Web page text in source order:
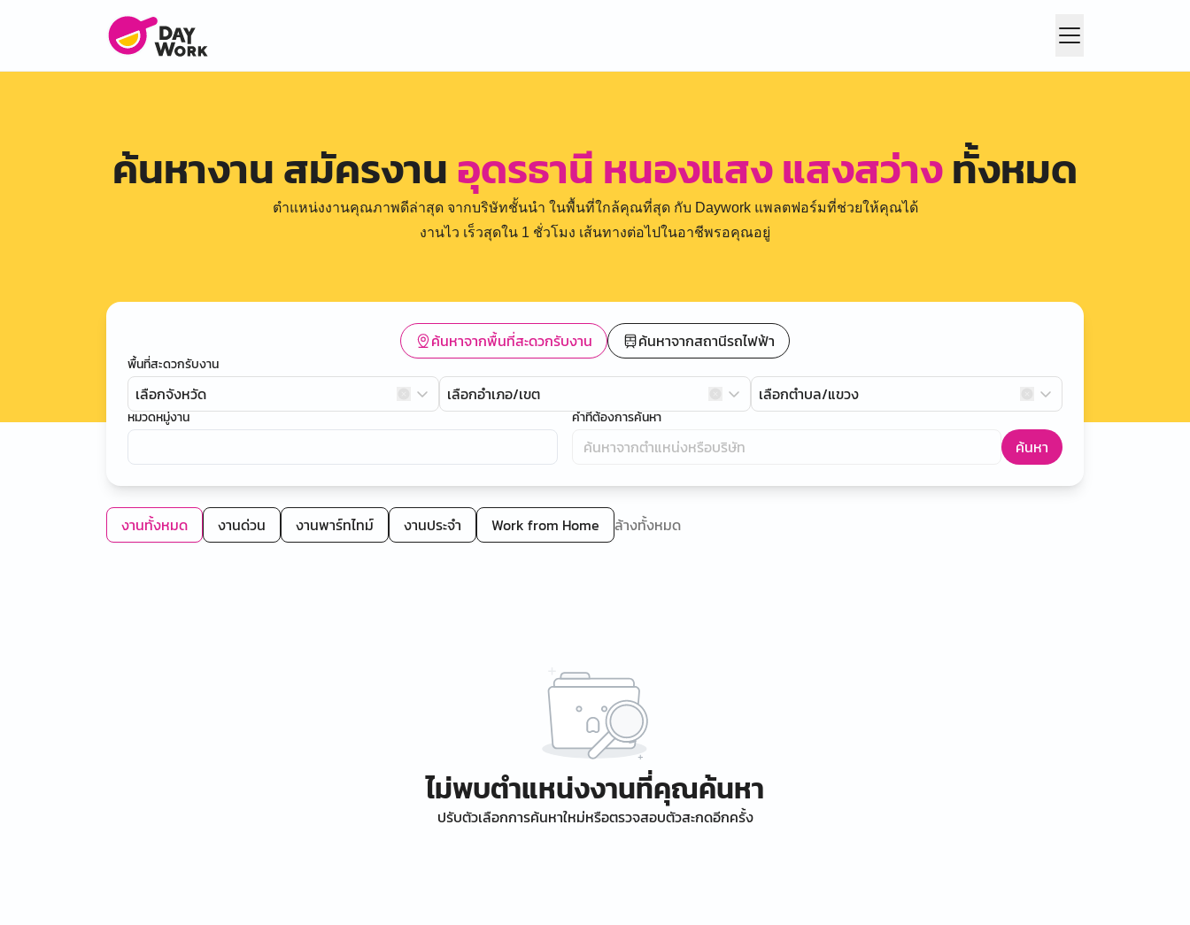
ค้นหางาน สมัครงานอุดรธานี หนองแสง แสงสว่างทั้งหมด
ตำแหน่งงานคุณภาพดีล่าสุด จากบริษัทชั้นนำ ในพื้นที่ใกล้คุณที่สุด กับ Daywork แพลตฟอร์มที่ช่วยให้คุณได้
งานไว เร็วสุดใน 1 ชั่วโมง เส้นทางต่อไปในอาชีพรอคุณอยู่
ค้นหาจากพื้นที่สะดวกรับงาน ค้นหาจากสถานีรถไฟฟ้า
พื้นที่สะดวกรับงาน
เลือกจังหวัด เลือกอำเภอ/เขต เลือกตำบล/แขวง
หมวดหมู่งาน คำที่ต้องการค้นหา
ค้นหา
งานทั้งหมด งานด่วน งานพาร์ทไทม์ งานประจำ Work from Home ล้างทั้งหมด
ไม่พบตำแหน่งงานที่คุณค้นหา
ปรับตัวเลือกการค้นหาใหม่หรือตรวจสอบตัวสะกดอีกครั้ง